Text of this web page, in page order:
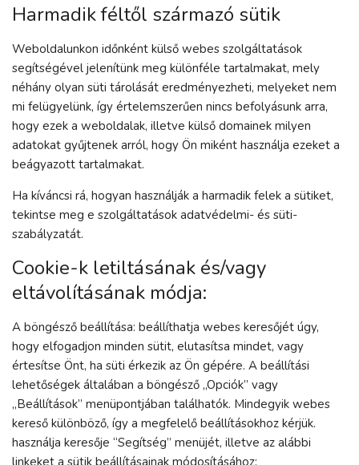
Harmadik féltől származó sütik
Weboldalunkon időnként külső webes szolgáltatások
segítségével jelenítünk meg különféle tartalmakat, mely
néhány olyan süti tárolását eredményezheti, melyeket nem
mi felügyelünk, így értelemszerűen nincs befolyásunk arra,
hogy ezek a weboldalak, illetve külső domainek milyen
adatokat gyűjtenek arról, hogy Ön miként használja ezeket a
beágyazott tartalmakat.
Ha kíváncsi rá, hogyan használják a harmadik felek a sütiket,
tekintse meg e szolgáltatások adatvédelmi- és süti-
szabályzatát.
Cookie-k letiltásának és/vagy
eltávolításának módja:
A böngésző beállítása: beállíthatja webes keresőjét úgy,
hogy elfogadjon minden sütit, elutasítsa mindet, vagy
értesítse Önt, ha süti érkezik az Ön gépére. A beállítási
lehetőségek általában a böngésző „Opciók” vagy
„Beállítások” menüpontjában találhatók. Mindegyik webes
kereső különböző, így a megfelelő beállításokhoz kérjük.
használja keresője “Segítség” menüjét, illetve az alábbi
linkeket a sütik beállításainak módosításához: